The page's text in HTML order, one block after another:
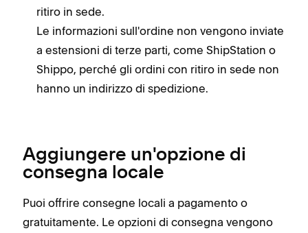
ritiro in sede.
Le informazioni sull'ordine non vengono inviate
a estensioni di terze parti, come ShipStation o
Shippo, perché gli ordini con ritiro in sede non
hanno un indirizzo di spedizione.
Aggiungere un'opzione di
consegna locale
Puoi offrire consegne locali a pagamento o
gratuitamente. Le opzioni di consegna vengono